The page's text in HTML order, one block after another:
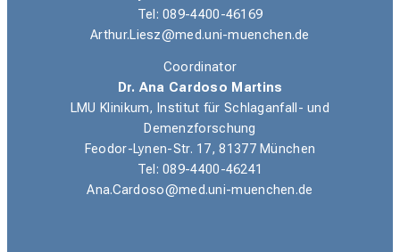
Tel: 089-4400-46169
Arthur.Liesz@med.uni-muenchen.de
Coordinator
Dr. Ana Cardoso Martins
LMU Klinikum, Institut für Schlaganfall- und
Demenzforschung
Feodor-Lynen-Str. 17, 81377 München
Tel: 089-4400-46241
Ana.Cardoso@med.uni-muenchen.de